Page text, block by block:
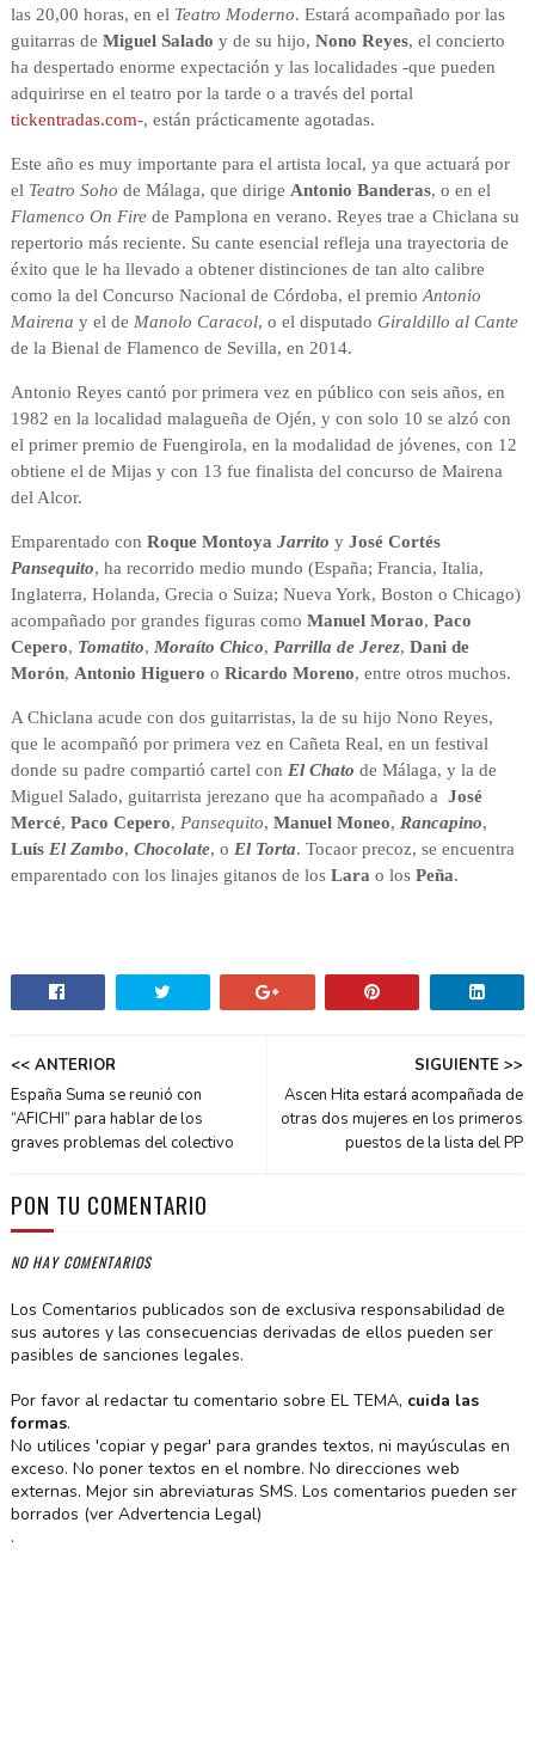
las 20,00 horas, en el Teatro Moderno. Estará acompañado por las
guitarras de Miguel Salado y de su hijo, Nono Reyes, el concierto
ha despertado enorme expectación y las localidades -que pueden
adquirirse en el teatro por la tarde o a través del portal
tickentradas.com-, están prácticamente agotadas.
Este año es muy importante para el artista local, ya que actuará por
el Teatro Soho de Málaga, que dirige Antonio Banderas, o en el
Flamenco On Firede Pamplona en verano. Reyes trae a Chiclana su
repertorio más reciente. Su cante esencial refleja una trayectoria de
éxito que le ha llevado a obtener distinciones de tan alto calibre
como la del Concurso Nacional de Córdoba, el premio Antonio
Mairena y el de Manolo Caracol, o el disputado Giraldillo al Cante
de la Bienal de Flamenco de Sevilla, en 2014.
Antonio Reyes cantó por primera vez en público con seis años, en
1982 en la localidad malagueña de Ojén, y con solo 10 se alzó con
el primer premio de Fuengirola, en la modalidad de jóvenes, con 12
obtiene el de Mijas y con 13 fue finalista del concurso de Mairena
del Alcor.
Emparentado con Roque Montoya Jarrito y José Cortés
Pansequito, ha recorrido medio mundo (España; Francia, Italia,
Inglaterra, Holanda, Grecia o Suiza; Nueva York, Boston o Chicago)
acompañado por grandes figuras como Manuel Morao, Paco
Cepero, Tomatito, Moraíto Chico, Parrilla de Jerez, Dani de
Morón, Antonio Higuero o Ricardo Moreno, entre otros muchos.
A Chiclana acude con dos guitarristas, la de su hijo Nono Reyes,
que le acompañó por primera vez en Cañeta Real, en un festival
donde su padre compartió cartel con El Chato de Málaga, y la de
Miguel Salado, guitarrista jerezano que ha acompañado a José
Mercé, Paco Cepero, Pansequito, Manuel Moneo, Rancapino,
Luís El Zambo, Chocolate, o El Torta. Tocaor precoz, se encuentra
emparentado con los linajes gitanos de los Lara o los Peña.
SIGUIENTE >>
Ascen Hita estará acompañada de
otras dos mujeres en los primeros
puestos de la lista del PP
<< ANTERIOR
España Suma se reunió con
“AFICHI” para hablar de los
graves problemas del colectivo
PON TU COMENTARIO
NO HAY COMENTARIOS
Los Comentarios publicados son de exclusiva responsabilidad de
sus autores y las consecuencias derivadas de ellos pueden ser
pasibles de sanciones legales.
Por favor al redactar tu comentario sobre EL TEMA, cuida las
formas.
No utilices 'copiar y pegar' para grandes textos, ni mayúsculas en
exceso. No poner textos en el nombre. No direcciones web
externas. Mejor sin abreviaturas SMS. Los comentarios pueden ser
borrados (ver Advertencia Legal)
.